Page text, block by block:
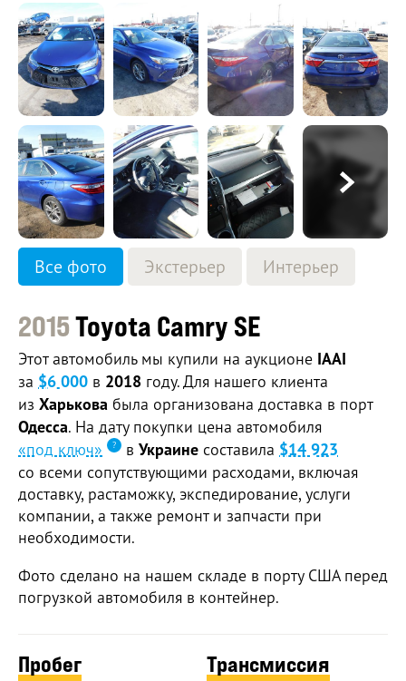
Все фото Экстерьер Интерьер
2015Toyota Camry SE
Этот автомобиль мы купили на аукционе IAAI
за $6 000 в 2018 году. Для нашего клиента
из Харькова была организована доставка в порт
Одесса. На дату покупки цена автомобиля
«под ключ»
в Украине составила $14 923
со всеми сопутствующими расходами, включая
доставку, растаможку, экспедирование, услуги
компании, а также ремонт и запчасти при
необходимости.
Фото сделано на нашем складе в порту США перед
погрузкой автомобиля в контейнер.
Пробег Трансмиссия